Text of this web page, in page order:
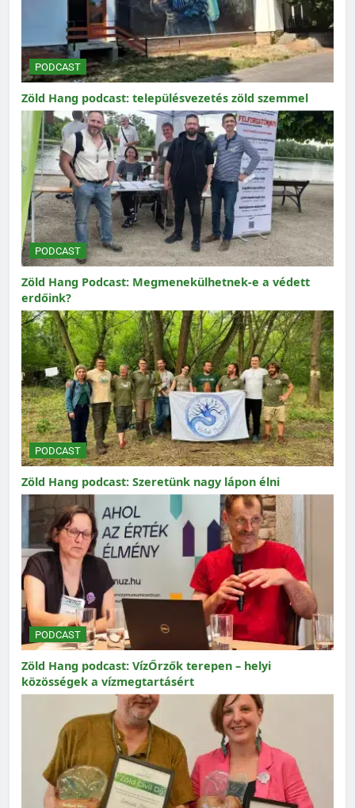
PODCAST
Zöld Hang podcast: településvezetés zöld szemmel
PODCAST
Zöld Hang Podcast: Megmenekülhetnek-e a védett
erdőink?
PODCAST
Zöld Hang podcast: Szeretünk nagy lápon élni
PODCAST
Zöld Hang podcast: VízŐrzők terepen – helyi
közösségek a vízmegtartásért